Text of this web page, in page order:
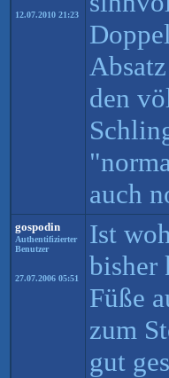
12.07.2010 21:23
den
auch
gospodin
Authentifizierter
Benutzer
27.07.2006 05:51
Ist
bisher
Füße
zum
gut